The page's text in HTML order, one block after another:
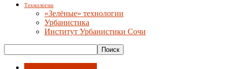
Технологии
«Зелёные» технологии
Урбанистика
Институт Урбанистики Сочи